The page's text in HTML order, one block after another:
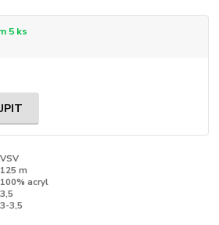
5 ks
VSV
125 m
100% acryl
3,5
3-3,5